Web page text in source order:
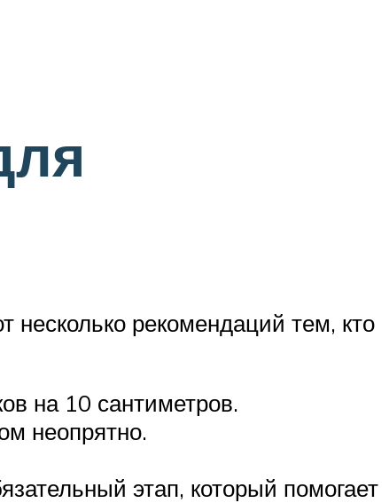
рекомендаций тем, кто
на 10 сантиметров.
неопрятно.
этап, который помогает